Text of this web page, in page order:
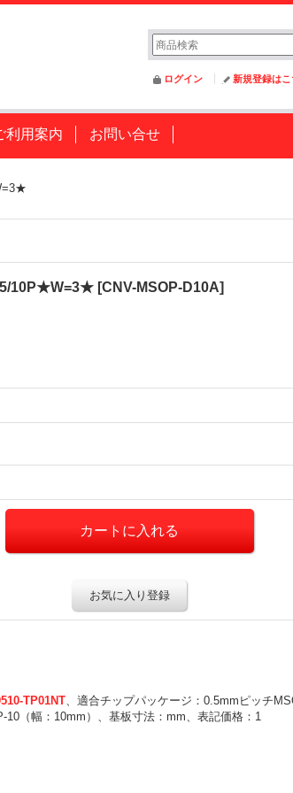
ログイン 新規登録はこ
利用案内 お問い合せ
10P★W=3★ [CNV-MSOP-D10A]
お気に入り登録
TP01NT、適合チップパッケージ：0.5mmピッチ
10（幅：10mm）、基板寸法：mm、表記価格：1